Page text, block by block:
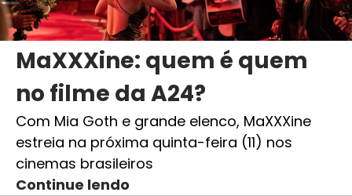
MaXXXine: quem é quem
no filme da A24?
Com Mia Goth e grande elenco, MaXXXine
estreia na próxima quinta-feira (11) nos
cinemas brasileiros
Continue lendo